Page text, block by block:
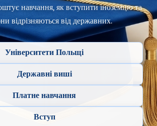
навчання, як вступити іноземцю та
відрізняються від державних.
Університети Польщі
Державні виші
Платне навчання
Вступ